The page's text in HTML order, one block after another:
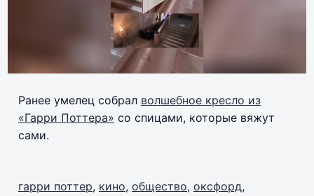
Ранее умелец собрал волшебное кресло из
«Гарри Поттера» со спицами, которые вяжут
сами.
гарри поттер, кино, общество, оксфорд,